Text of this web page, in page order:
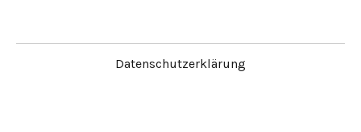
Datenschutzerklärung